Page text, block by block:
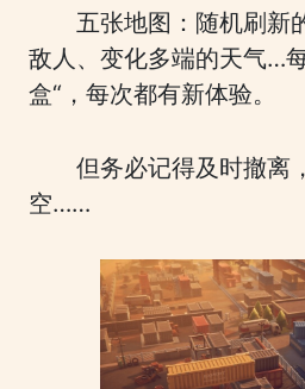
五张地图：随机刷新
敌人、变化多端的天气…
盒“，每次都有新体验。
但务必记得及时撤离
空……